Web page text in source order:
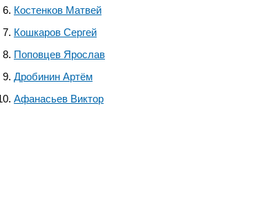
Костенков Матвей
Кошкаров Сергей
Поповцев Ярослав
Дробинин Артём
Афанасьев Виктор